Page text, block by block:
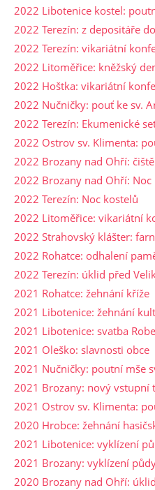
2022 Libotenice kostel:
2022 Terezín: z depositáře
2022 Terezín: vikariátní
2022 Litoměřice: kněžský
2022 Hoštka: vikariátní
2022 Nučničky: pouť ke sv.
2022 Terezín: Ekumenické
2022 Ostrov sv. Klimenta:
2022 Brozany nad Ohří:
2022 Brozany nad Ohří: Noc
2022 Terezín: Noc kostelů
2022 Litoměřice: vikariátní
2022 Strahovský klášter:
2022 Rohatce: odhalení
2022 Terezín: úklid před
2021 Rohatce: žehnání kříže
2021 Libotenice: žehnání
2021 Libotenice: svatba
2021 Oleško: slavnosti obce
2021 Nučničky: poutní mše
2021 Brozany: nový vstupní
2021 Ostrov sv. Klimenta:
2020 Hrobce: žehnání
2021 Libotenice: vyklízení
2021 Brozany: vyklízení
2020 Brozany nad Ohří: